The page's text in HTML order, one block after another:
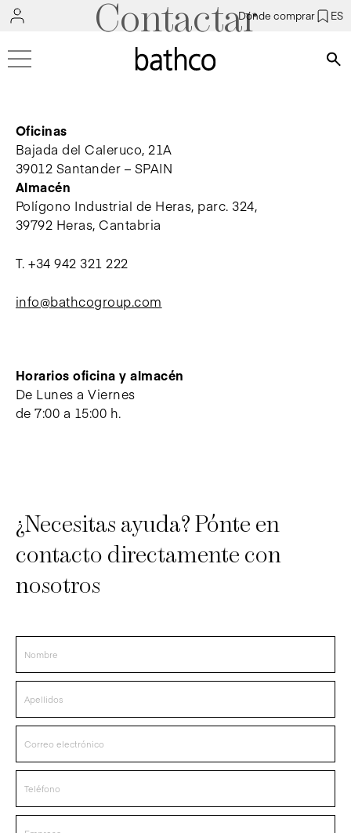
Dónde comprar ES
Contactar
Oficinas
Bajada del Caleruco, 21A
39012 Santander – SPAIN
Horarios oficina y almacén
De Lunes a Viernes
de 7:00 a 15:00 h.
Almacén
Polígono Industrial de Heras, parc. 324,
39792 Heras, Cantabria
T.+34 942 321 222
info@bathcogroup.com
¿Necesitas ayuda? Pónte en
contacto directamente con
nosotros